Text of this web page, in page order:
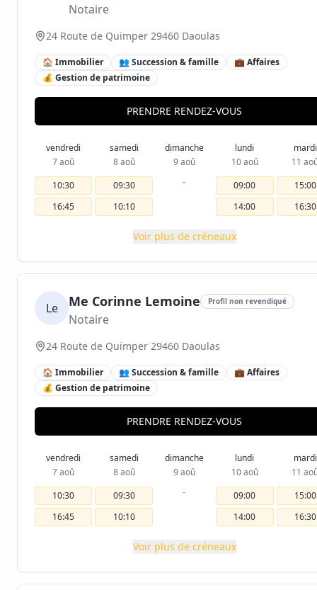
Notaire
24 Route de Quimper 29460 Daoulas
🏠 Immobilier 👥 Succession & famille
💼 Affaires
💰 Gestion de patrimoine
PRENDRE RENDEZ-VOUS
vendredi
7 aoû
10:30
16:45
samedi
8 aoû
09:30
10:10
dimanche
9 aoû
-
lundi
10 aoû
09:00
14:00
mardi
11
15:00
16:30
Voir plus de créneaux
Le Me Corinne Lemoine Profil non revendiqué
Notaire
24 Route de Quimper 29460 Daoulas
🏠 Immobilier 👥 Succession & famille
💼 Affaires
💰 Gestion de patrimoine
PRENDRE RENDEZ-VOUS
vendredi
7 aoû
10:30
16:45
samedi
8 aoû
09:30
10:10
dimanche
9 aoû
-
lundi
10 aoû
09:00
14:00
mardi
11
15:00
16:30
Voir plus de créneaux